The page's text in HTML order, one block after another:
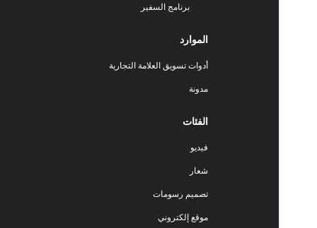
برنامج السفير
أدوات تسويق العلامة التجارية
تصميم رسومات
موقع إلكتروني